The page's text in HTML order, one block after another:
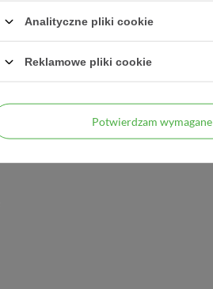
Analityczne pliki cookie
Reklamowe pliki cookie
Potwierdzam wymagane